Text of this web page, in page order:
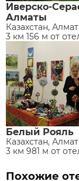
Иверско-
Алматы
Казахстан,
3 км 156 м от
Белый Рояль
Казахстан,
3 км 981 м от
Похожие